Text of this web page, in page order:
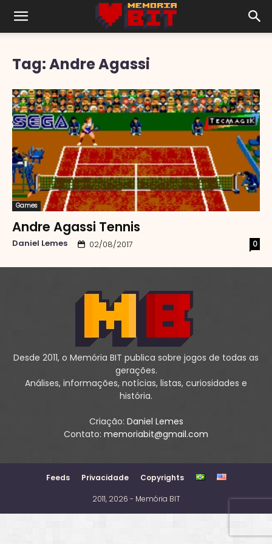
Tag: Andre Agassi
Games
Andre Agassi Tennis
Daniel Lemes 02/08/2017 0
Desde 2011, o Memória BIT publica sobre jogos de todas as
gerações.
Análises, informações, notícias, listas, curiosidades e
história.
Criação: Daniel Lemes
Contato: memoriabit@gmail.com
Feeds Privacidade Copyrights
2011, 2026 - Memória BIT